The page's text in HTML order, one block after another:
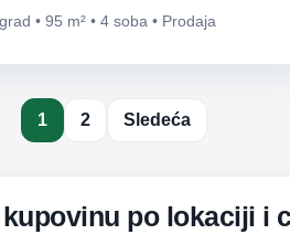
• 95 m² • 4 soba • Prodaja
1 2 Sledeća
po lokaciji i